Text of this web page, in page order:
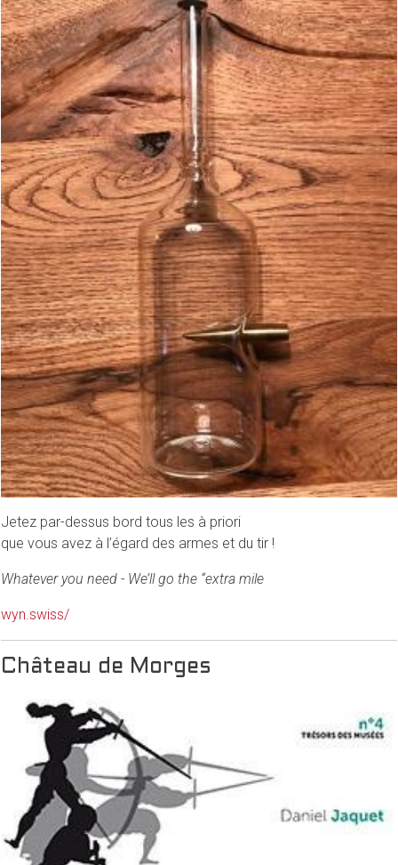
Jetez par-dessus bord tous les à priori
que vous avez à l’égard des armes et du tir !
Whatever you need - We’ll go the “extra mile
wyn.swiss/
Château de Morges